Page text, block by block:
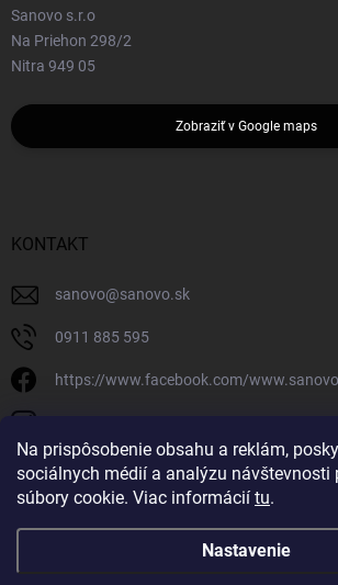
Na prispôsobenie obsahu a reklám,
sociálnych médií a analýzu návštevnosti
súbory cookie. Viac informácií tu.
Nastavenie
Sanovo s.r.o
Na Priehon 298/2
Nitra 949 05
Zobraziť v Google maps
KONTAKT
sanovo@sanovo.sk
0911 885 595
https://www.facebook.com/